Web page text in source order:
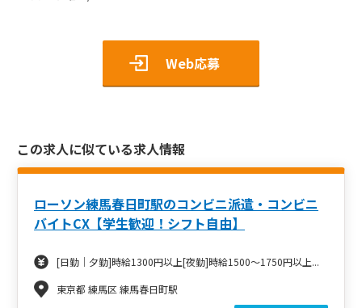
Web応募
この求人に似ている求人情報
ローソン練馬春日町駅のコンビニ派遣・コンビニ
バイトCX【学生歓迎！シフト自由】
[日勤｜夕勤]時給1300円以上[夜勤]時給1500～1750円以上...
東京都 練馬区 練馬春日町駅